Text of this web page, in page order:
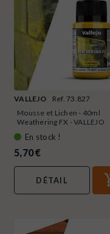
VALLEJO
Ref. 73.827
Mousse et Lichen - 40ml
Weathering FX - VALLEJO
73.827
En stock !
5,70 €
DÉTAIL